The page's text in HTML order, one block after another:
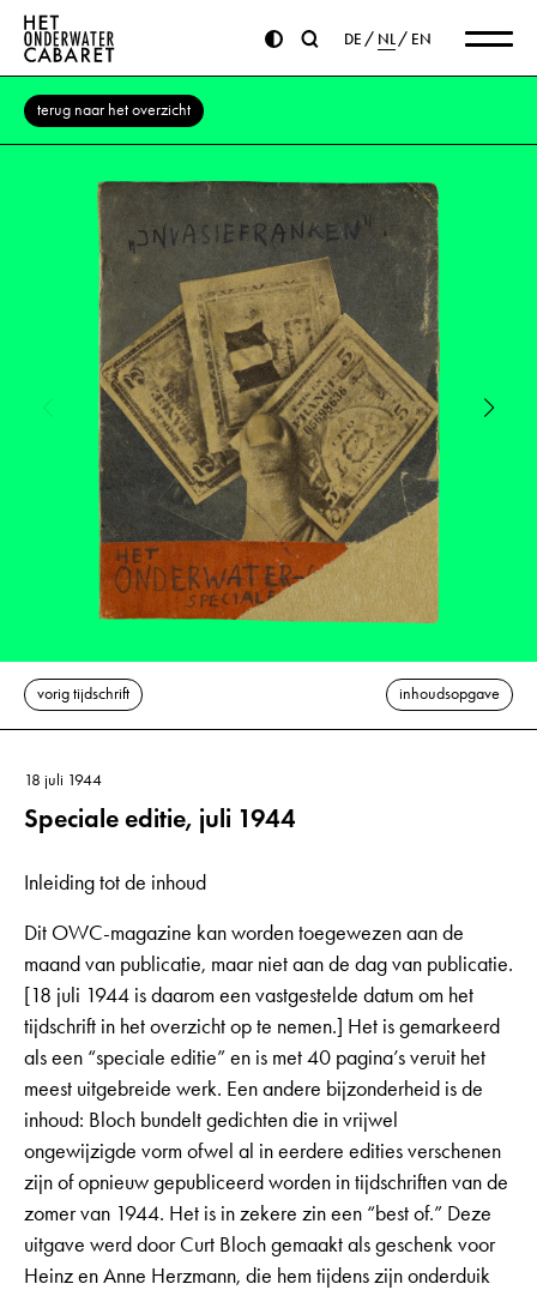
DE NL EN
terug naar het overzicht
vorig tijdschrift inhoudsopgave
18 juli 1944
Speciale editie, juli 1944
Inleiding tot de inhoud
Dit OWC-magazine kan worden toegewezen aan de
maand van publicatie, maar niet aan de dag van publicatie.
[18 juli 1944 is daarom een vastgestelde datum om het
tijdschrift in het overzicht op te nemen.] Het is gemarkeerd
als een “speciale editie” en is met 40 pagina’s veruit het
meest uitgebreide werk. Een andere bijzonderheid is de
inhoud: Bloch bundelt gedichten die in vrijwel
ongewijzigde vorm ofwel al in eerdere edities verschenen
zijn of opnieuw gepubliceerd worden in tijdschriften van de
zomer van 1944. Het is in zekere zin een “best of.” Deze
uitgave werd door Curt Bloch gemaakt als geschenk voor
Heinz en Anne Herzmann, die hem tijdens zijn onderduik